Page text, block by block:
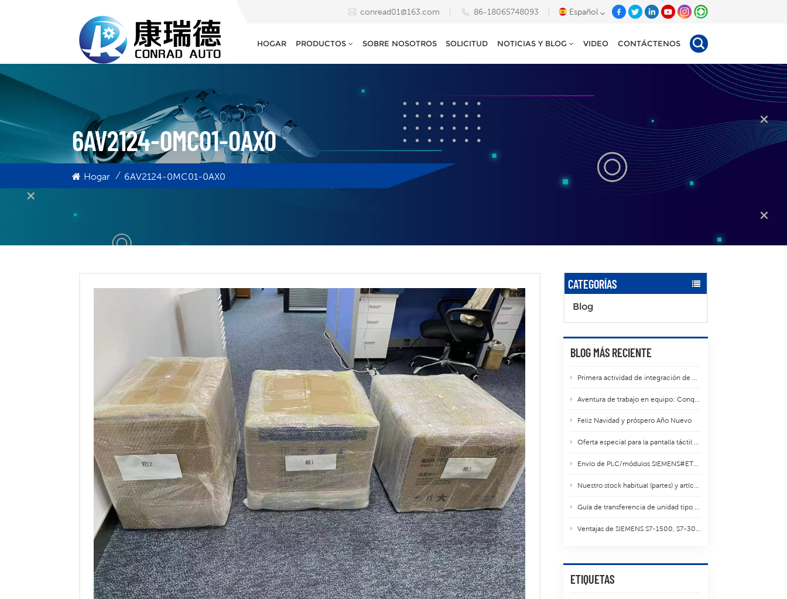
conread01@163.com 86-18065748093 Español
English
Español
Tiếng Việt
HOGAR PRODUCTOS SOBRE NOSOTROS SOLICITUD NOTICIAS Y BLOG VIDEO CONTÁCTENOS
6AV2124-0MC01-0AX0
Hogar / 6AV2124-0MC01-0AX0
CATEGORÍAS
Blog
BLOG MÁS RECIENTE
Primera actividad de integración de equipos de 2026: Una soleada excursión al lago Liang'er en la montaña Tianzhu.
Aventura de trabajo en equipo: Conquistando la montaña Yun Ding en Xiamen.
Feliz Navidad y próspero Año Nuevo
Oferta especial para la pantalla táctil S71200
Envío de PLC/módulos SIEMENS#ET200#S7300
Nuestro stock habitual (partes) y artículos promocionales.
Guía de transferencia de unidad tipo C/D del tamaño de un libro S120
Ventajas de SIEMENS S7-1500, S7-300 y S7-400
ETIQUETAS